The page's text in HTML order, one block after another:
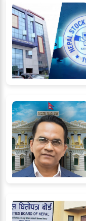
९ओएनएमका
ध्यानाकर्षण